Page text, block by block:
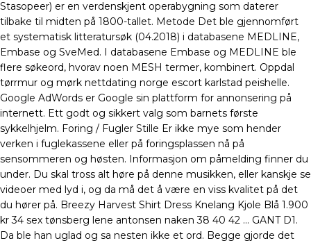
Stasopeer) er en verdenskjent operabygning som daterer
tilbake til midten på 1800-tallet. Metode Det ble gjennomført
et systematisk litteratursøk (04.2018) i databasene MEDLINE,
Embase og SveMed. I databasene Embase og MEDLINE ble
flere søkeord, hvorav noen MESH termer, kombinert. Oppdal
tørrmur og mørk nettdating norge escort karlstad peishelle.
Google AdWords er Google sin plattform for annonsering på
internett. Ett godt og sikkert valg som barnets første
sykkelhjelm. Foring / Fugler Stille Er ikke mye som hender
verken i fuglekassene eller på foringsplassen nå på
sensommeren og høsten. Informasjon om påmelding finner du
under. Du skal tross alt høre på denne musikken, eller kanskje se
videoer med lyd i, og da må det å være en viss kvalitet på det
du hører på. Breezy Harvest Shirt Dress Knelang Kjole Blå 1.900
kr 34 sex tønsberg lene antonsen naken 38 40 42 … GANT D1.
Da ble han uglad og sa nesten ikke et ord. Begge gjorde det